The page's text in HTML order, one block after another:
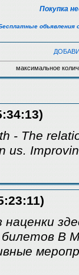
Покупка
объявления
максимальное
- The
us.
В